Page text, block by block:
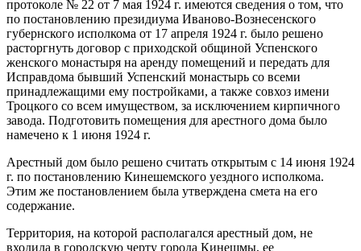
протоколе № 22 от 7 мая 1924 г. имеются сведения о том, что
по постановлению президиума Иваново-Вознесенского
губернского исполкома от 17 апреля 1924 г. было решено
расторгнуть договор с приходской общиной Успенского
женского монастыря на аренду помещений и передать для
Исправдома бывший Успенский монастырь со всеми
принадлежащими ему постройками, а также совхоз имени
Троцкого со всем имуществом, за исключением кирпичного
завода. Подготовить помещения для арестного дома было
намечено к 1 июня 1924 г.
Арестный дом было решено считать открытым с 14 июня 1924
г. по постановлению Кинешемского уездного исполкома.
Этим же постановлением была утверждена смета на его
содержание.
Территория, на которой располагался арестный дом, не
входила в городскую черту города Кинешмы, ее